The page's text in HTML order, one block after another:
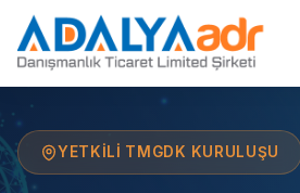
YETKILI TMGDK KURULUŞU